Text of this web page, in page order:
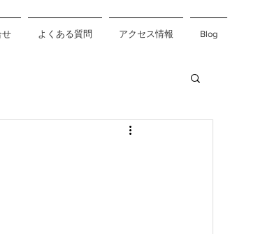
せ よくある質問 アクセス情報 Blog